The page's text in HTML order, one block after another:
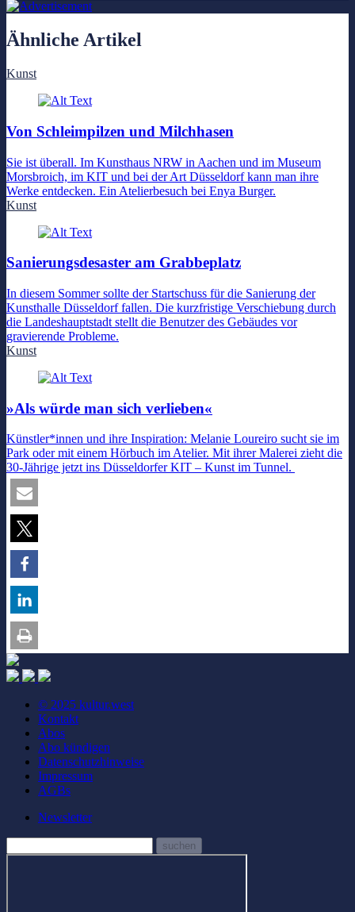
Ähnliche Artikel
Kunst
Von Schleimpilzen und Milchhasen
Sie ist überall. Im Kunsthaus NRW in Aachen und im Museum
Morsbroich, im KIT und bei der Art Düsseldorf kann man ihre
Werke entdecken. Ein Atelierbesuch bei Enya Burger.
Kunst
Sanierungsdesaster am Grabbeplatz
In diesem Sommer sollte der Startschuss für die Sanierung der
Kunsthalle Düsseldorf fallen. Die kurzfristige Verschiebung durch
die Landeshauptstadt stellt die Benutzer des Gebäudes vor
gravierende Probleme.
Kunst
»Als würde man sich verlieben«
Künstler*innen und ihre Inspiration: Melanie Loureiro sucht sie im
Park oder mit einem Hörbuch im Atelier. Mit ihrer Malerei zieht die
30-Jährige jetzt ins Düsseldorfer KIT – Kunst im Tunnel.
© 2025 kultur.west
Kontakt
Abos
Abo kündigen
Datenschutzhinweise
Impressum
AGBs
Newsletter